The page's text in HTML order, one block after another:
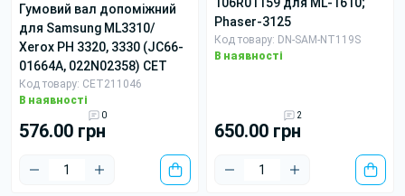
гумовий вал допоміжний
для Samsung ML3310/
Xerox PH 3320, 3330 (JC66-
01664A, 022N02358) CET
Код товару: CET211046
В наявності
0
576.00 грн
Phaser-3125
Код товару: DN-SAM-NT119S
В наявності
2
650.00 грн